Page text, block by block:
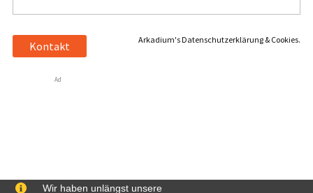
Arkadium's Datenschutzerklärung & Cookies.
Kontakt
Ad
Wir haben unlängst unsere